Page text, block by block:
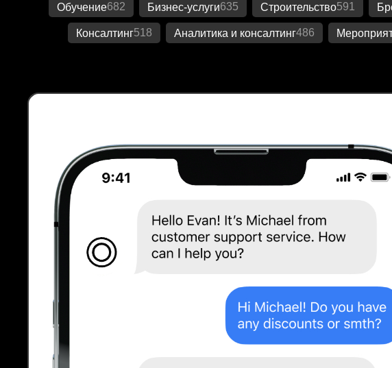
Обучение682 Бизнес-услуги635 Строительство591
Консалтинг518 Аналитика и консалтинг486